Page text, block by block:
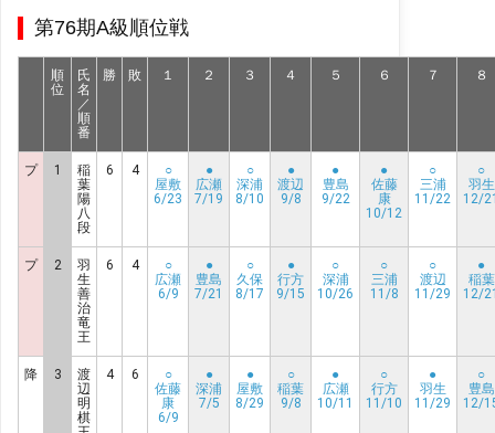
第76期A級順位戦
順
位
氏
名
／
順
番
勝 敗 １ ２ ３ ４ ５ ６ ７ ８
プ 1
稲
葉
陽
八
段
6 4
○
屋敷
6/23
●
広瀬
7/19
○
深浦
8/10
●
渡辺
9/8
●
豊島
9/22
●
佐藤
康
10/12
○
三浦
11/22
○
羽生
12/
プ 2
羽
生
善
治
竜
王
6 4
○
広瀬
6/9
●
豊島
7/21
○
久保
8/17
●
行方
9/15
○
深浦
10/26
○
三浦
11/8
○
渡辺
11/29
●
稲葉
12/
降 3
渡
辺
明
棋
4 6
○
佐藤
康
6/9
●
深浦
7/5
●
屋敷
8/29
○
稲葉
9/8
●
広瀬
10/11
○
行方
11/10
●
羽生
11/29
○
豊島
12/